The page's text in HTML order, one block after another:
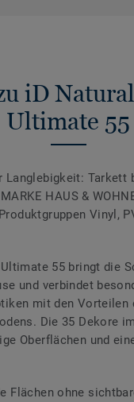
iD
Ultimate 55
Langlebigkeit: Tarkett
HAUS &
Vinyl,
55 bringt die
und verbindet
mit den Vorteilen
Die 35 Dekore
Oberflächen und
Flächen ohne